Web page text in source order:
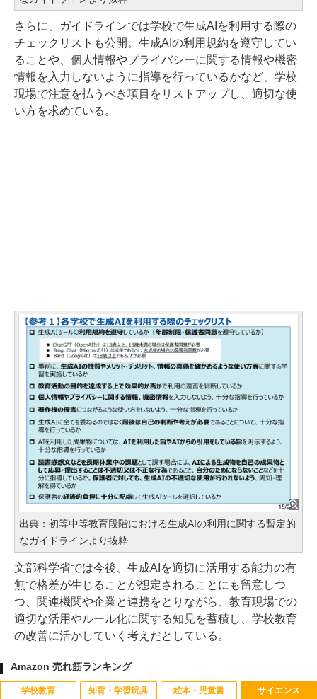
さらに、ガイドラインでは学校で生成AIを利用する際の
チェックリストも公開。生成AIの利用規約を遵守してい
ることや、個人情報やプライバシーに関する情報や機密
情報を入力しないように指導を行っているかなど、学校
現場で注意を払うべき項目をリストアップし、適切な使
い方を求めている。
出典：初等中等教育段階における生成AIの利用に関する暫定的
なガイドラインより抜粋
文部科学省では今後、生成AIを適切に活用する能力の有
無で格差が生じることが想定されることにも留意しつ
つ、関連機関や企業と連携をとりながら、教育現場での
適切な活用やルール化に関する知見を蓄積し、学校教育
の改善に活かしていく考えだとしている。
Amazon 売れ筋ランキング
学校教育 知育・学習玩具 絵本・児童書 サイエンス